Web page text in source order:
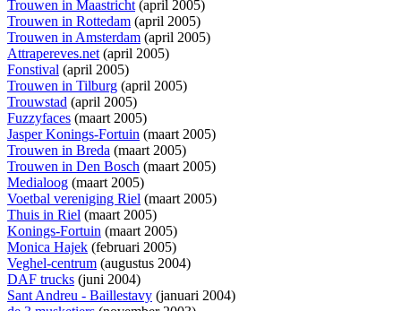
Trouwen in Maastricht(april 2005)
Trouwen in Rottedam (april 2005)
Trouwen in Amsterdam (april 2005)
Attrapereves.net(april 2005)
Fonstival (april 2005)
Trouwen in Tilburg (april 2005)
Trouwstad (april 2005)
Fuzzyfaces (maart 2005)
Jasper Konings-Fortuin (maart 2005)
Trouwen in Breda (maart 2005)
Trouwen in Den Bosch (maart 2005)
Medialoog (maart 2005)
Voetbal vereniging Riel (maart 2005)
Thuis in Riel (maart 2005)
Konings-Fortuin (maart 2005)
Monica Hajek (februari 2005)
Veghel-centrum (augustus 2004)
DAF trucks (juni 2004)
Sant Andreu - Baillestavy (januari 2004)